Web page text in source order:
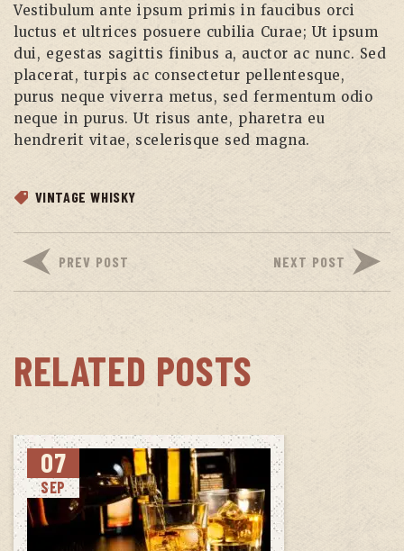
Vestibulum ante ipsum primis in faucibus orci
luctus et ultrices posuere cubilia Curae; Ut ipsum
dui, egestas sagittis finibus a, auctor ac nunc. Sed
placerat, turpis ac consectetur pellentesque,
purus neque viverra metus, sed fermentum odio
neque in purus. Ut risus ante, pharetra eu
hendrerit vitae, scelerisque sed magna.
VINTAGE WHISKY
PREV POST NEXT POST
RELATED POSTS
07
SEP